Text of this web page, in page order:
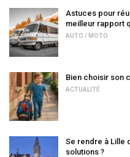
Astuces pour
meilleur rapport
AUTO / MOTO
Bien choisir son
ACTUALITÉ
Se rendre à Lille
solutions ?